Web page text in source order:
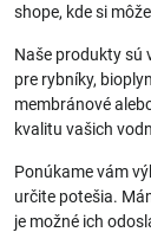
shope, kde si
Naše produkty sú
pre rybníky,
membránové
kvalitu vašich
Ponúkame vám
určite potešia.
je možné ich